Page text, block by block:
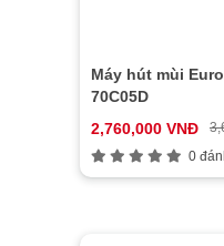
Máy hút mùi
70C05D
2,760,000 VNĐ
0